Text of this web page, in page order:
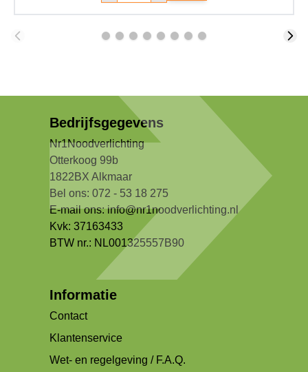
Bedrijfsgegevens
Nr1Noodverlichting
Otterkoog 99b
1822BX Alkmaar
Bel ons: 072 - 53 18 275
E-mail ons:info@nr1noodverlichting.nl
Kvk: 37163433
BTW nr.: NL001325557B90
Informatie
Contact
Klantenservice
Wet- en regelgeving / F.A.Q.